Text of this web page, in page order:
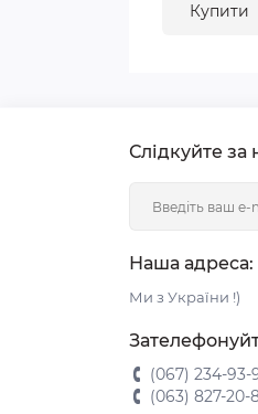
Купити
Слідкуйте за
Наша адреса:
Ми з України !)
(067) 234-93-
(063) 827-20-